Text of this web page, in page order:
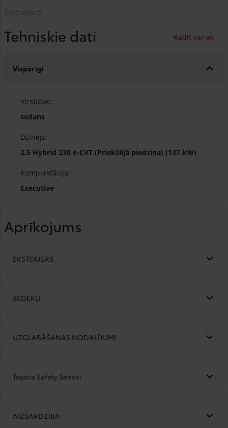
Cenā iekļauts
Tehniskie dati
Vispārīgi
Virsbūve:
sedans
Dzinējs:
2.5 Hybrid 230 e-CVT (Priekšējā piedziņa) (137 kW)
Komplektācija:
Executive
Aprīkojums
EKSTERJERS
SĒDEKĻI
UZGLABĀŠANAS NODALĪJUMI
Toyota Safety Sense:
AIZSARDZĪBA